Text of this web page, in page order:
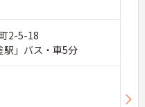
2-5-18
駅」バス・車5分